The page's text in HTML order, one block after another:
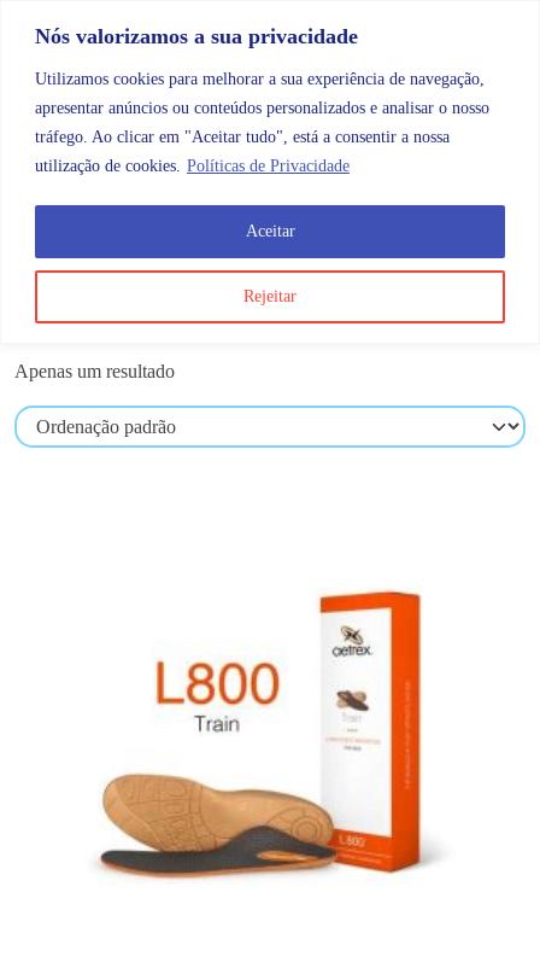
Nós valorizamos a sua privacidade
Utilizamos cookies para melhorar a sua experiência de navegação,
apresentar anúncios ou conteúdos personalizados e analisar o nosso
tráfego. Ao clicar em "Aceitar tudo", está a consentir a nossa
utilização de cookies. Políticas de Privacidade
Rejeitar
Aceitar
Categorias
l800
Apenas um resultado